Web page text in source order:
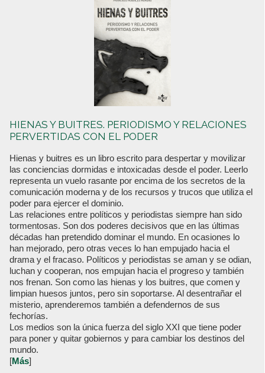
HIENAS Y BUITRES. PERIODISMO Y RELACIONES
PERVERTIDAS CON EL PODER
Hienas y buitres es un libro escrito para despertar y movilizar
las conciencias dormidas e intoxicadas desde el poder. Leerlo
representa un vuelo rasante por encima de los secretos de la
comunicación moderna y de los recursos y trucos que utiliza el
poder para ejercer el dominio.
Las relaciones entre políticos y periodistas siempre han sido
tormentosas. Son dos poderes decisivos que en las últimas
décadas han pretendido dominar el mundo. En ocasiones lo
han mejorado, pero otras veces lo han empujado hacia el
drama y el fracaso. Políticos y periodistas se aman y se odian,
luchan y cooperan, nos empujan hacia el progreso y también
nos frenan. Son como las hienas y los buitres, que comen y
limpian huesos juntos, pero sin soportarse. Al desentrañar el
misterio, aprenderemos también a defendernos de sus
fechorías.
Los medios son la única fuerza del siglo XXI que tiene poder
para poner y quitar gobiernos y para cambiar los destinos del
mundo.
[Más]